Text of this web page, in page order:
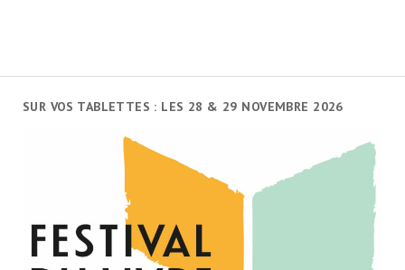
SUR VOS TABLETTES : LES 28 & 29 NOVEMBRE 2026